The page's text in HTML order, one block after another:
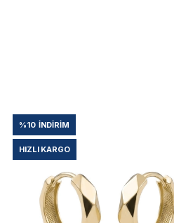
%10 İNDIRIM
HIZLI KARGO